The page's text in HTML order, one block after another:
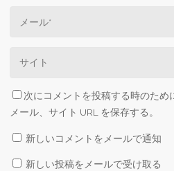
次にコメントを投稿する時のため
メール、サイト URL を保存する。
新しいコメントをメールで通知
新しい投稿をメールで受け取る